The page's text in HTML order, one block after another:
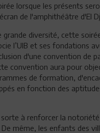
lorsque les présents
de l'amphithéâtre d'El
diversité, cette
l’UIB et ses fondations
d'une convention de
convention aura pour
de formation,
en fonction des
à renforcer la
même, les enfants des